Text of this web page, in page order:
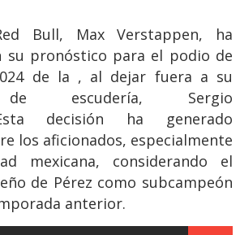
Bull, Max Verstappen, ha
su pronóstico para el podio de
de la , al dejar fuera a su
de escudería, Sergio
decisión ha generado
los aficionados, especialmente
mexicana, considerando el
de Pérez como subcampeón
anterior.